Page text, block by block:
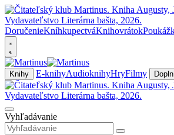
DoručenieKníhkupectváKnihovrátok
Knihy E-knihyAudioknihyHryFilmy
Vyhľadávanie